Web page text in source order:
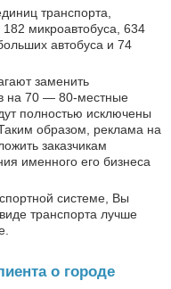
транспорта,
микроавтобуса, 634
автобуса и 74
заменить
на 70 — 80-местные
полностью исключены
образом, реклама на
заказчикам
именного его бизнеса
системе, Вы
транспорта лучше
о городе